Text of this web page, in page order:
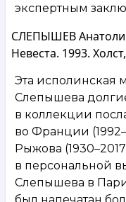
экспертным
СЛЕПЫШЕВ
Невеста. 1993.
Эта исполинская
Слепышева
в коллекции
во Франции
Рыжова
в персональной
Слепышева в
был напечатан